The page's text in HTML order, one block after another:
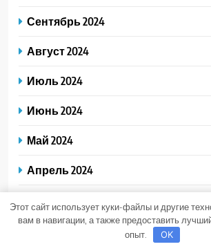
Сентябрь 2024
Август 2024
Июль 2024
Июнь 2024
Май 2024
Апрель 2024
Март 2024
Февраль 2024
Этот сайт использует куки-файлы и другие
вам в навигации, а также предоставить
опыт.
OK